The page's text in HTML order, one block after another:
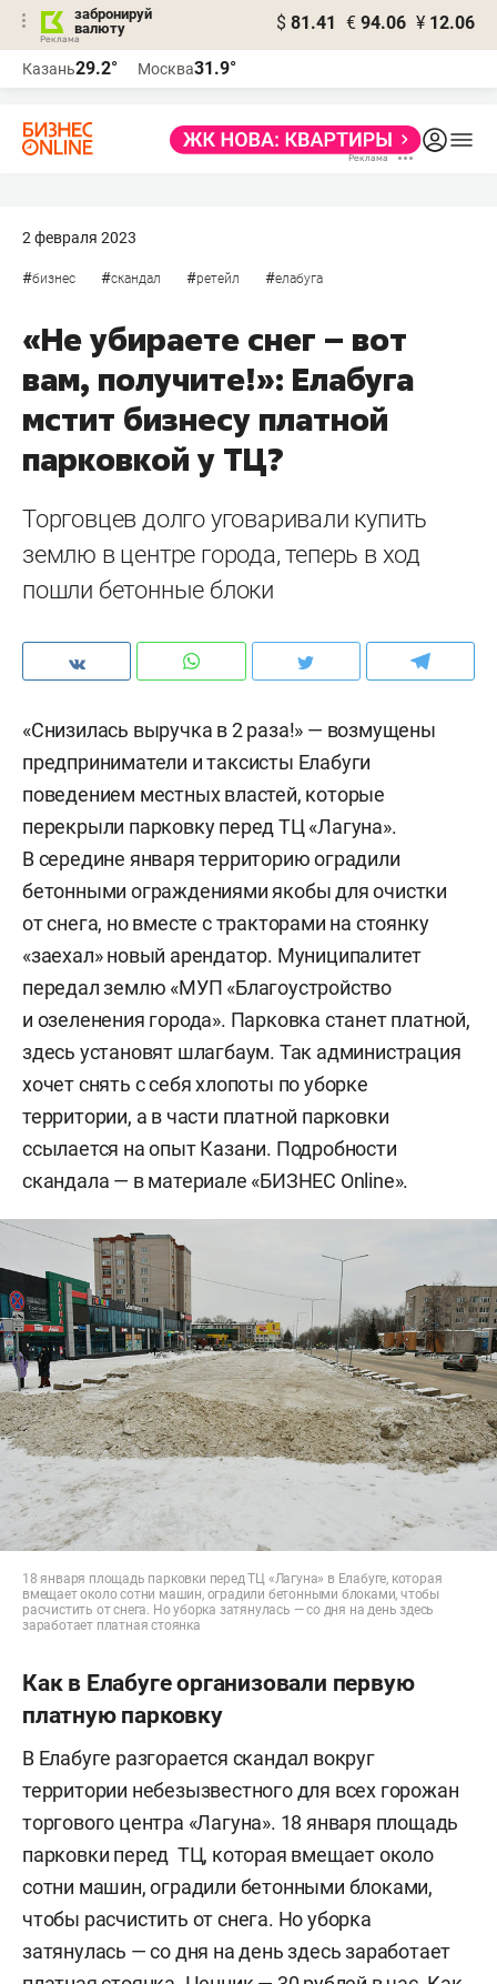
забронируй
валюту
$ 81.41 € 94.06 ¥ 12.06
Казань29.2° Москва31.9°
2 февраля 2023
#бизнес #скандал #ретейл #елабуга
«Не убираете снег – вот
вам, получите!»: Елабуга
мстит бизнесу платной
парковкой у ТЦ?
Торговцев долго уговаривали купить
землю в центре города, теперь в ход
пошли бетонные блоки
«Снизилась выручка в 2 раза!» — возмущены
предприниматели и таксисты Елабуги
поведением местных властей, которые
перекрыли парковку перед ТЦ «Лагуна».
В середине января территорию оградили
бетонными ограждениями якобы для очистки
от снега, но вместе с тракторами на стоянку
«заехал» новый арендатор. Муниципалитет
передал землю «МУП «Благоустройство
и озеленения города». Парковка станет платной,
здесь установят шлагбаум. Так администрация
хочет снять с себя хлопоты по уборке
территории, а в части платной парковки
ссылается на опыт Казани. Подробности
скандала — в материале «БИЗНЕС Online».
18 января площадь парковки перед ТЦ «Лагуна» в Елабуге, которая
вмещает около сотни машин, оградили бетонными блоками, чтобы
расчистить от снега. Но уборка затянулась — со дня на день здесь
заработает платная стоянка
Как в Елабуге организовали первую
платную парковку
В Елабуге разгорается скандал вокруг
территории небезызвестного для всех горожан
торгового центра «Лагуна». 18 января площадь
парковки перед ТЦ, которая вмещает около
сотни машин, оградили бетонными блоками,
чтобы расчистить от снега. Но уборка
затянулась — со дня на день здесь заработает